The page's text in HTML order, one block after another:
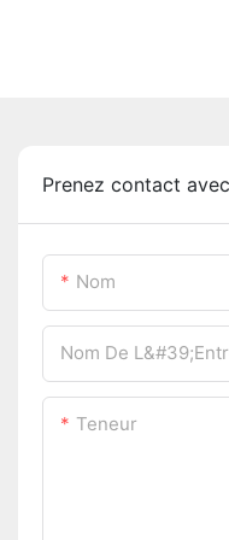
Prenez contact
Nom
Nom De
Teneur